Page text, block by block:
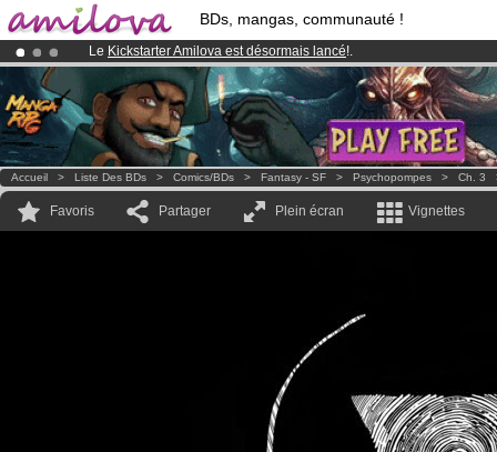
BDs, mangas, communauté !
Le Kickstarter Amilova est désormais lancé!.
Abonnement premium: à partir de3.95 eurospar mois !Clique ici
Déjà 100000membreset 1000BDs & Mangas!
Accueil > Liste Des BDs > Comics/BDs > Fantasy - SF > Psychopompes > Ch. 3
Favoris Partager Plein écran Vignettes